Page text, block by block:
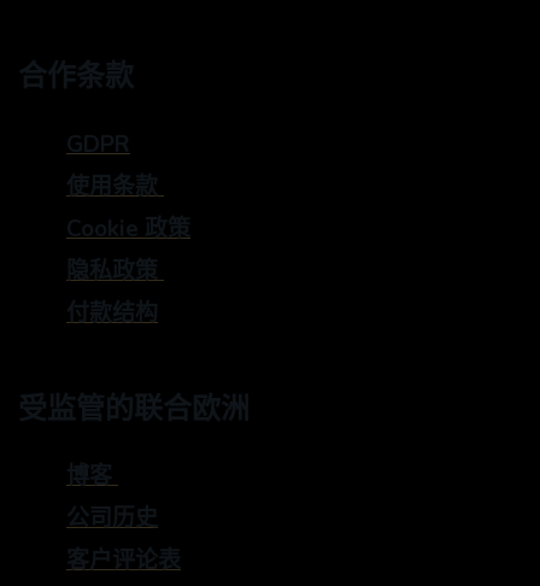
合作条款
GDPR
使用条款
Cookie 政策
隐私政策
付款结构
受监管的联合欧洲
博客
公司历史
客户评论表